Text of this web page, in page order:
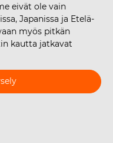
eivät ole vain
Japanissa ja Etelä-
myös pitkän
kautta jatkavat